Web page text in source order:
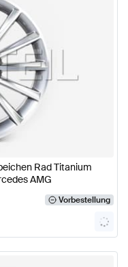
Rad Titanium
AMG
Vorbestellung